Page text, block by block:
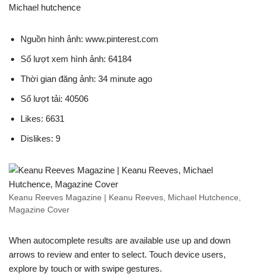
Michael hutchence
Nguồn hình ảnh: www.pinterest.com
Số lượt xem hình ảnh: 64184
Thời gian đăng ảnh: 34 minute ago
Số lượt tải: 40506
Likes: 6631
Dislikes: 9
Keanu Reeves Magazine | Keanu Reeves, Michael Hutchence,
Magazine Cover
When autocomplete results are available use up and down
arrows to review and enter to select. Touch device users,
explore by touch or with swipe gestures.